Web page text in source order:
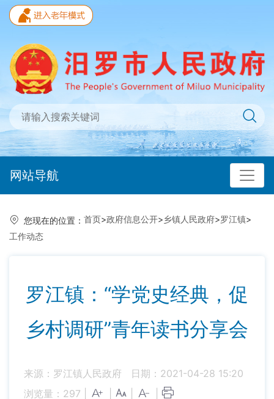
网站导航
您现在的位置： 首页>政府信息公开>乡镇人民政府>罗江镇>
工作动态
罗江镇：“学党史经典，促
乡村调研”青年读书分享会
来源：罗江镇人民政府
日期：2021-04-28 15:20
浏览量： 297